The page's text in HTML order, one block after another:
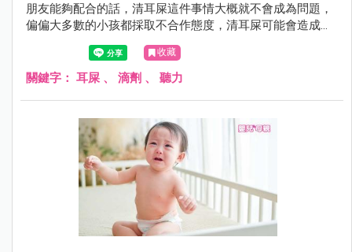
朋友能夠配合的話，清耳屎這件事情大概就不會成為問題，
偏偏大多數的小孩都採取不合作態度，清耳屎可能會造成受
傷，所以爸媽就困擾了。很多醫師都跟爸媽說；「不需要清
耳屎，耳屎會自己排出」。收藏
關鍵字： 耳屎 、 滴劑 、 聽力